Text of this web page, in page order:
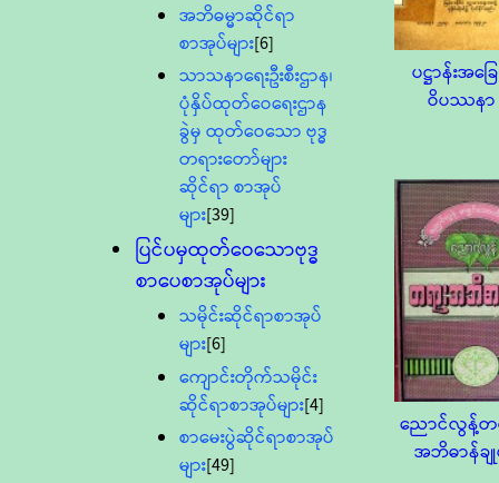
အဘိဓမ္မာဆိုင်ရာ
စာအုပ်များ[6]
သာသနာရေးဦးစီးဌာန၊
ပုံနှိပ်ထုတ်ဝေရေးဌာန
ခွဲမှ ထုတ်ဝေသော ဗုဒ္ဓ
တရားတော်များ
ဆိုင်ရာ စာအုပ်
များ[39]
ပြင်ပမှထုတ်ဝေသောဗုဒ္ဓ
စာပေစာအုပ်များ
သမိုင်းဆိုင်ရာစာအုပ်
များ[6]
ကျောင်းတိုက်သမိုင်း
ဆိုင်ရာစာအုပ်များ[4]
စာမေးပွဲဆိုင်ရာစာအုပ်
များ[49]
ပဋ္ဌာန်းအခြ
ဝိပဿနာ
ညောင်လွန့်တ
အဘိဓာန်ခ